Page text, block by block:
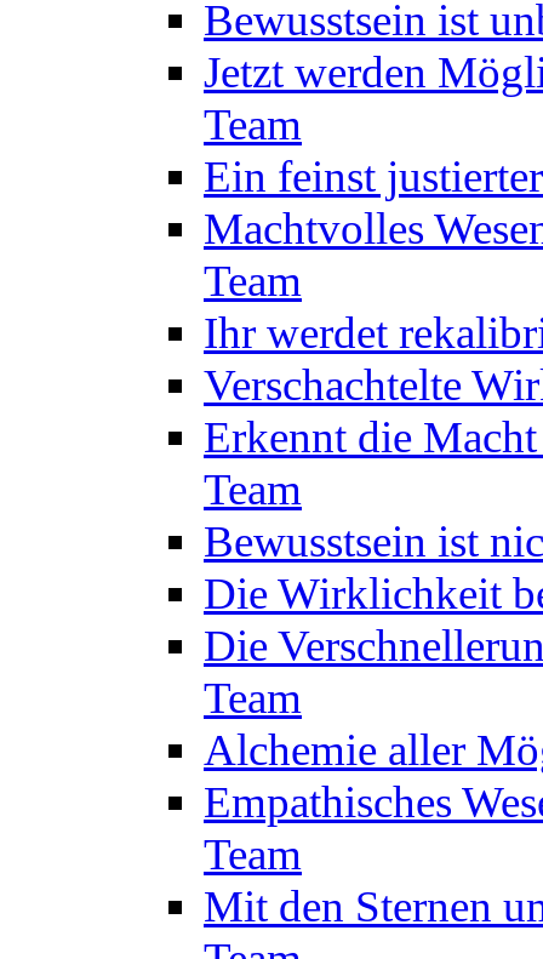
Bewusstsein ist
Jetzt werden
Team
Ein feinst
Machtvolles
Team
Ihr werdet
Verschachtelte
Erkennt die
Team
Bewusstsein ist
Die Wirklichkeit
Die
Team
Alchemie aller
Empathisches
Team
Mit den Sternen